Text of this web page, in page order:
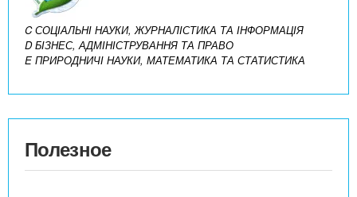
C СОЦІАЛЬНІ НАУКИ, ЖУРНАЛІСТИКА ТА ІНФОРМАЦІЯ
D БІЗНЕС, АДМІНІСТРУВАННЯ ТА ПРАВО
E ПРИРОДНИЧІ НАУКИ, МАТЕМАТИКА ТА СТАТИСТИКА
Полезное